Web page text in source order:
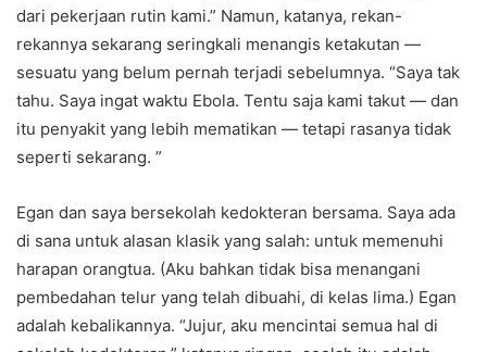
dari pekerjaan rutin kami.” Namun, katanya, rekan-
rekannya sekarang seringkali menangis ketakutan —
sesuatu yang belum pernah terjadi sebelumnya. “Saya tak
tahu. Saya ingat waktu Ebola. Tentu saja kami takut — dan
itu penyakit yang lebih mematikan — tetapi rasanya tidak
seperti sekarang. ”
Egan dan saya bersekolah kedokteran bersama. Saya ada
di sana untuk alasan klasik yang salah: untuk memenuhi
harapan orangtua. (Aku bahkan tidak bisa menangani
pembedahan telur yang telah dibuahi, di kelas lima.) Egan
adalah kebalikannya. “Jujur, aku mencintai semua hal di